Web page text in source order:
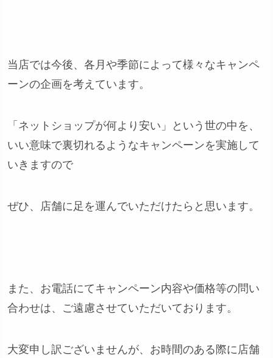
当店では今後、各月や季節によって様々なキャンペ
ーンの企画を考えています。
「ネットショップが何より安い」という世の中を、
いい意味で裏切れるようなキャンペーンを実施して
いきますので
ぜひ、店舗に足を運んでいただけたらと思います。
また、お電話にてキャンペーン内容や価格等の問い
合わせは、ご遠慮させていただいております。
大変申し訳ございませんが、お時間のある際に店舗